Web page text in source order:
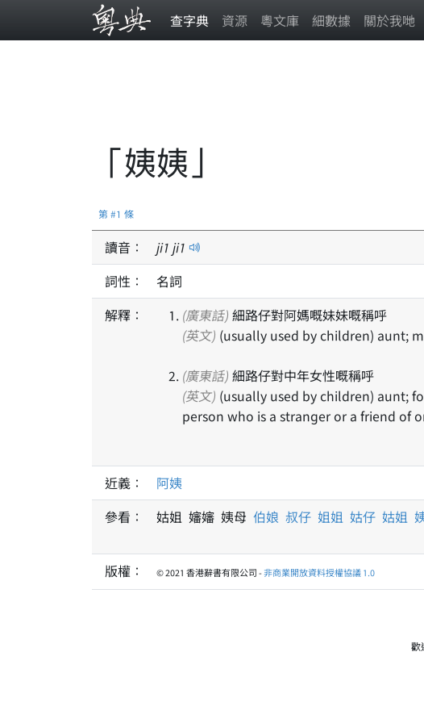
查字典 資源 粵文庫 細數據 關於我哋
「姨姨」
第 #1 條
讀音： ji1 ji1
詞性：
名詞
解釋：
(廣東話) 細路仔對阿媽嘅妹妹嘅稱呼
(英文) (usually used by children) aunt;
(廣東話) 細路仔對中年女性嘅稱呼
(英文) (usually used by children) aunt;
person who is a stranger or a friend of
近義：
阿姨
參看：
姑姐 嬸嬸 姨母 伯娘 叔仔 姐姐 姑仔 姑姐
版權： © 2021 香港辭書有限公司 -非商業開放資料授權協議 1.0
歡